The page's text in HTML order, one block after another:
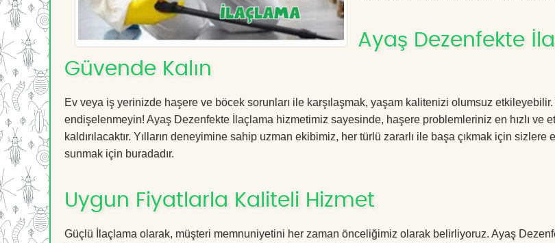
Ayaş Dezenfekte
Güvende Kalın
Ev veya iş yerinizde haşere ve böcek sorunları ile karşılaşmak, yaşam kalitenizi olumsuz
endişelenmeyin! Ayaş Dezenfekte İlaçlama hizmetimiz sayesinde, haşere problemleriniz en hızlı ve
kaldırılacaktır. Yılların deneyimine sahip uzman ekibimiz, her türlü zararlı ile başa çıkmak için sizlere
sunmak için buradadır.
Uygun Fiyatlarla Kaliteli Hizmet
Güçlü İlaçlama olarak, müşteri memnuniyetini her zaman önceliğimiz olarak belirliyoruz. Ayaş